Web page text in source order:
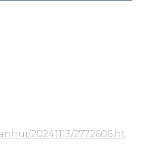
20241113/2772606.ht